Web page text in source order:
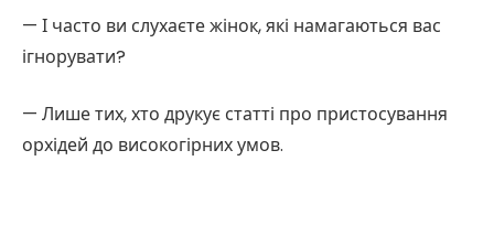
— І часто ви слухаєте жінок, які намагаються вас
ігнорувати?
— Лише тих, хто друкує статті про пристосування
орхідей до високогірних умов.